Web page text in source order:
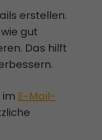
erstellen.
gut
Das hilft
E-Mail-